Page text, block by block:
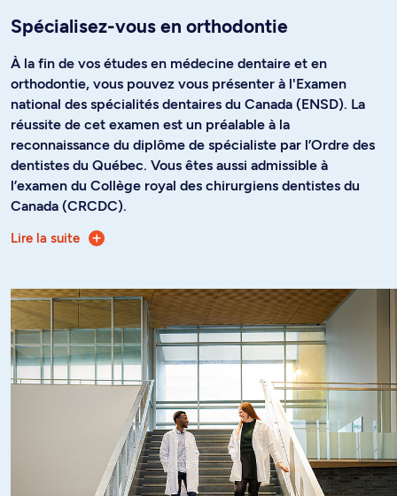
Spécialisez-vous en orthodontie
À la fin de vos études en médecine dentaire et en
orthodontie, vous pouvez vous présenter à l'Examen
national des spécialités dentaires du Canada (ENSD). La
réussite de cet examen est un préalable à la
reconnaissance du diplôme de spécialiste par l’Ordre des
dentistes du Québec. Vous êtes aussi admissible à
l’examen du Collège royal des chirurgiens dentistes du
Canada (CRCDC).
Développez vos compétences cliniques, professionnelles
Lire la suite